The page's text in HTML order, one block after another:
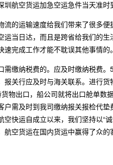
圳航空货运加急空运急件当天准时
流的运输速度给我们带来了很多
运当日达，而且是跨省给我们的
速完成工作才能不耽误其他事情
需缴纳税费的。应及时缴纳税费
报关行应及时与海关联系。进行
物出口，船公司就将出口舱单数
户需及时到我司缴纳报关报检代
空快运自成立以来，我们坚持以“
航空货运在国内货运中赢得了众的